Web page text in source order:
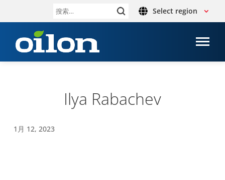
搜 Select region
Ilya Rabachev
1月 12, 2023